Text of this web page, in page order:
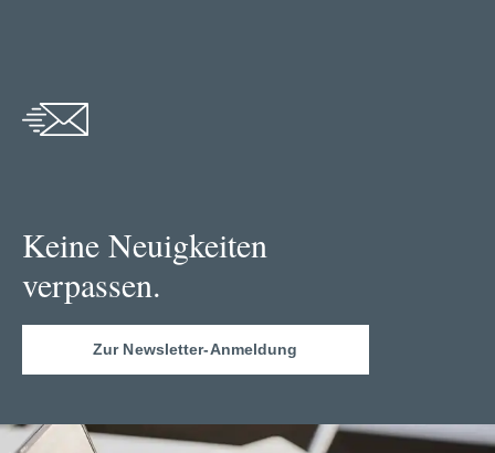
Keine Neuigkeiten
verpassen.
Zur Newsletter-Anmeldung